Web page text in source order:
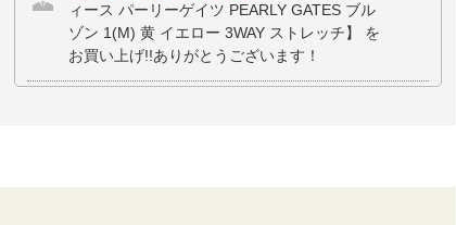
ィース パーリーゲイツ PEARLY GATES ブル
ゾン 1(M) 黄 イエロー 3WAY ストレッチ】 を
お買い上げ!!ありがとうございます！